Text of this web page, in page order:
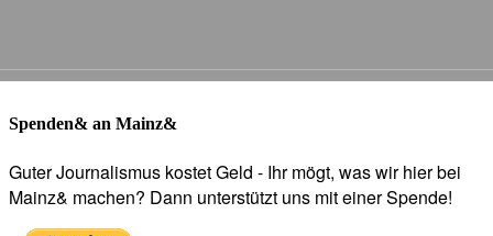
Spenden& an Mainz&
Guter Journalismus kostet Geld - Ihr mögt, was wir hier bei
Mainz& machen? Dann unterstützt uns mit einer Spende!